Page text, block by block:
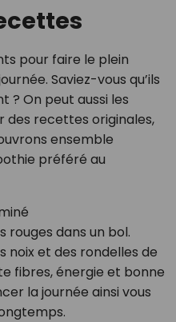
pour faire le plein
Saviez-vous qu’ils
? On peut aussi les
des recettes originales,
ensemble
préféré au
rouges dans un bol.
noix et des rondelles de
fibres, énergie et bonne
la journée ainsi vous